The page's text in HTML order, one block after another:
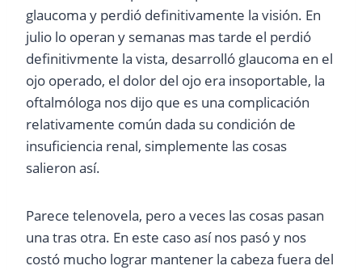
glaucoma y perdió definitivamente la visión. En
julio lo operan y semanas mas tarde el perdió
definitivmente la vista, desarrolló glaucoma en el
ojo operado, el dolor del ojo era insoportable, la
oftalmóloga nos dijo que es una complicación
relativamente común dada su condición de
insuficiencia renal, simplemente las cosas
salieron así.
Parece telenovela, pero a veces las cosas pasan
una tras otra. En este caso así nos pasó y nos
costó mucho lograr mantener la cabeza fuera del